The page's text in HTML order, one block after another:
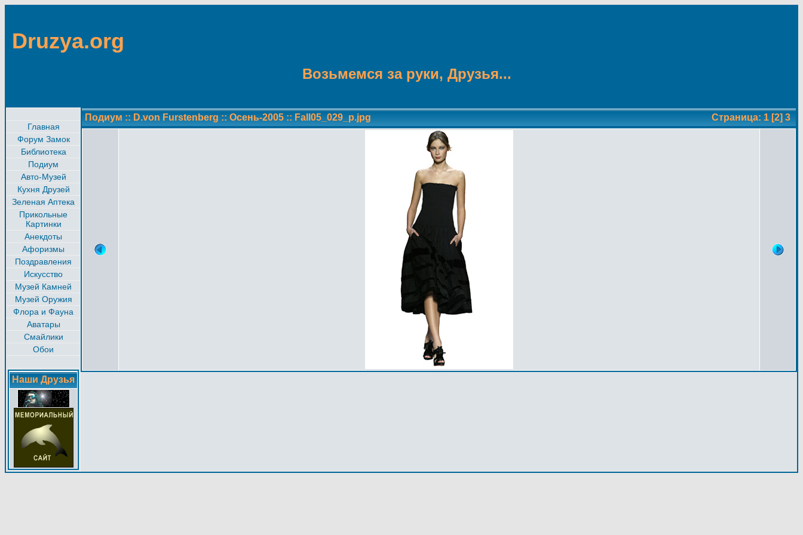
Druzya.org
Возьмемся за руки, Друзья...
Главная
Форум Замок
Библиотека
Подиум
Авто-Музей
Кухня Друзей
Зеленая Аптека
Прикольные
Картинки
Анекдоты
Афоризмы
Поздравления
Искусство
Музей Камней
Музей Оружия
Флора и Фауна
Аватары
Смайлики
Обои
Наши Друзья
Подиум :: D.von Furstenberg :: Осень-2005 :: Fall05_029_p.jpg Страница: 1 [2] 3